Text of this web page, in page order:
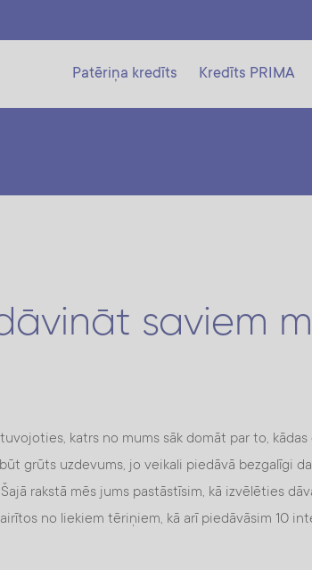
Patēriņa kredīts Kredīts PRIMA
saviem
katrs no mums sāk domāt par to,
grūts uzdevums, jo veikali piedāvā bezgalīgi
rakstā mēs jums pastāstīsim, kā izvēlēties
no liekiem tēriņiem, kā arī piedāvāsim 10